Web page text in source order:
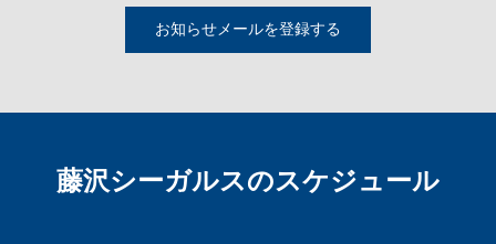
藤沢シーガルスのスケジュール